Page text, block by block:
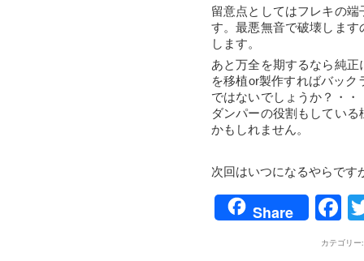
留意点としてはフレキの
す。最悪無音で破壊しま
します。
あと万全を期するなら純
を移植or製作すればバッ
ではないでしょうか？・
ダンパーの役割もしてい
かもしれません。
次回はいつになるやらです
Share
カテゴリー: